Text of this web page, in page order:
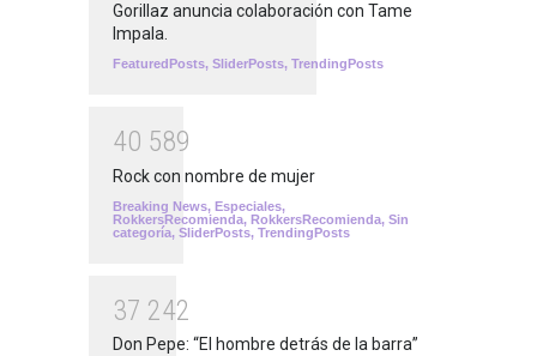
Gorillaz anuncia colaboración con Tame
Impala.
FeaturedPosts, SliderPosts, TrendingPosts
40 589
Rock con nombre de mujer
Breaking News, Especiales,
RokkersRecomienda, RokkersRecomienda, Sin
categoría, SliderPosts, TrendingPosts
37 242
Don Pepe: “El hombre detrás de la barra”